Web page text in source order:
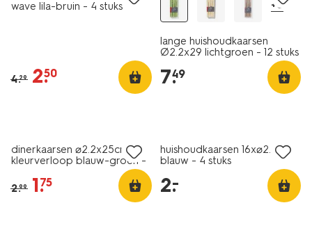
wave lila-bruin - 4 stuks
4.29 2.
50
+6
lange huishoudkaarsen
Ø2.2x29 lichtgroen - 12 stuks
7.
49
dinerkaarsen ⌀2.2x25cm
kleurverloop blauw-groen -
2.99 1.
75
huishoudkaarsen 16x⌀2.2cm
blauw - 4 stuks
2.
–